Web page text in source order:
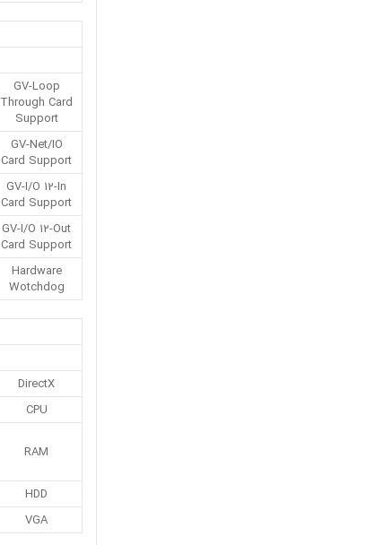
GV-Loop
Through Card
Support
GV-Net/IO
Card Support
GV-I/O 12-In
Card Support
GV-I/O 12-Out
Card Support
Hardware
Wotchdog
DirectX
CPU
RAM
HDD
VGA